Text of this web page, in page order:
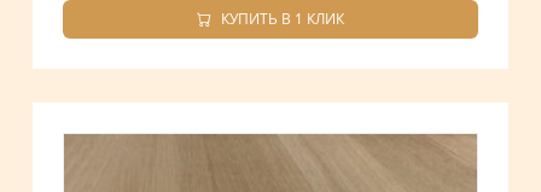
КУПИТЬ В 1 КЛИК